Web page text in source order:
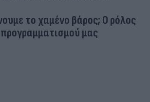
το χαμένο βάρος; Ο ρόλος
μας